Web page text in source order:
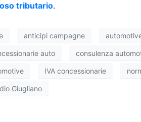
tributario.
anticipi campagne
auto consulenza
IVA concessionarie
Giugliano